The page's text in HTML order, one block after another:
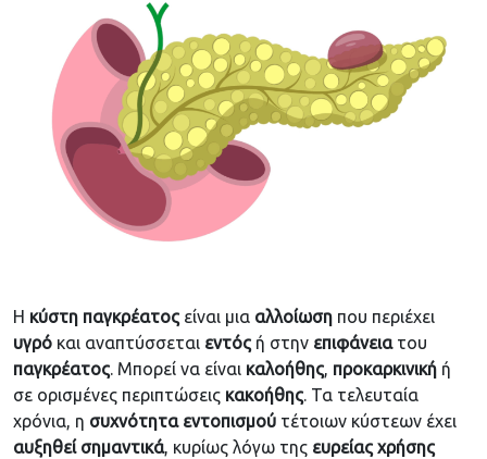
Η κύστη παγκρέατος είναι μια αλλοίωση που περιέχει
υγρό και αναπτύσσεται εντός ή στην επιφάνειατου
παγκρέατος. Μπορεί να είναι καλοήθης, προκαρκινική ή
σε ορισμένες περιπτώσεις κακοήθης. Τα τελευταία
χρόνια, η συχνότητα εντοπισμού τέτοιων κύστεων έχει
αυξηθεί σημαντικά, κυρίως λόγω της ευρείας χρήσης